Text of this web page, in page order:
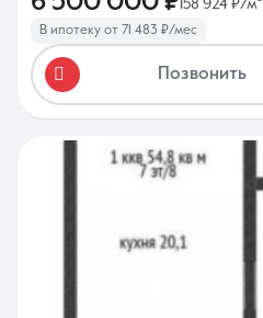
158 924 ₽/м²
В ипотеку от 71 483 ₽/мес
Позвонить